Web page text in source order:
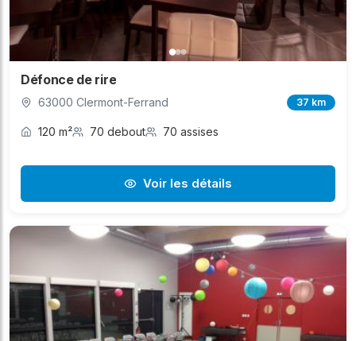
Défonce de rire
63000 Clermont-Ferrand 37 km
120 m² 70 debout 70 assises
Voir les détails